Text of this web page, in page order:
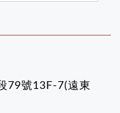
79號13F-7(遠東